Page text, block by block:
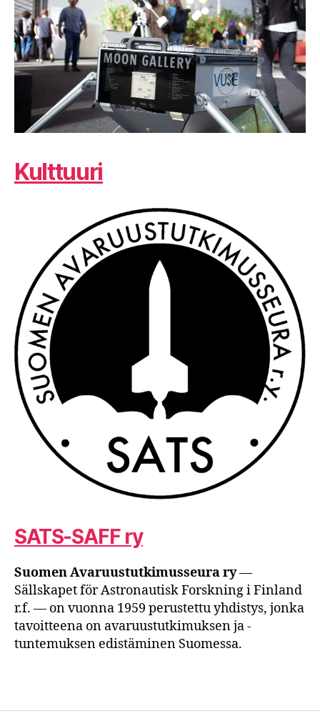
Kulttuuri
SATS-SAFF ry
Suomen Avaruustutkimusseura ry—
Sällskapet för Astronautisk Forskning i Finland
r.f. — on vuonna 1959 perustettu yhdistys, jonka
tavoitteena on avaruustutkimuksen ja -
tuntemuksen edistäminen Suomessa.